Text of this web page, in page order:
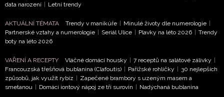
potvrzujete, že jste se seznámili se
ochrany soukromí
Vašimi údaji pracovat zejména k organizaci a
vyhodnocení akce a zasílání novinek.
Chcete navíc dostávat i další zajímavé a exkluzivní
informace od našich partnerů? Pokud souhlasíte se
zpracováním údajů k tomuto účelu podleZásad ochrany
soukromí BurdaMedia Extra s.r.o.
, zaškrtněte toto pole.
data narození | Letní trendy
AKTUÁLNÍ TÉMATA Trendy v manikúře | Minulé životy dle numerologie |
Partnerské vztahy a numerologie | Seriál Ulice | Plavky na léto 2026 | Trendy
boty na léto 2026
VAŘENÍ A RECEPTY Vláčné domácí housky | 7 receptů na salátové zálivky |
Francouzská třešňová bublanina (Clafoutis) | Pařížské rohlíčky | 30 nejlepších
způsobů, jak využít rybíz | Zapečené brambory s uzeným masem a
smetanou | Domácí iontový nápoj ze tří surovin | Nadýchaná bublanina